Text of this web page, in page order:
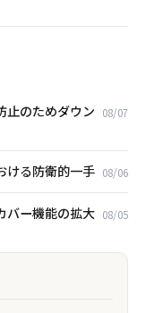
止のためダウン
08/07
ける防衛的一手 08/06
ー機能の拡大 08/05